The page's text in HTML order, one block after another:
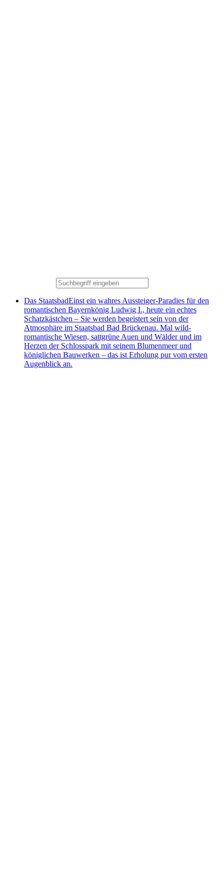
Das StaatsbadEinst ein wahres Aussteiger-Paradies für den
romantischen Bayernkönig Ludwig I., heute ein echtes
Schatzkästchen – Sie werden begeistert sein von der
Atmosphäre im Staatsbad Bad Brückenau. Mal wild-
romantische Wiesen, sattgrüne Auen und Wälder und im
Herzen der Schlosspark mit seinem Blumenmeer und
königlichen Bauwerken – das ist Erholung pur vom ersten
Augenblick an.